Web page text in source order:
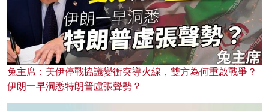
兔主席：美伊停戰協議變衝突導火線，雙方為何重啟戰爭？
伊朗一早洞悉特朗普虛張聲勢？